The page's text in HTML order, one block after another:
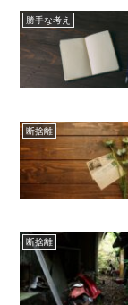
勝手な考え
断捨離
断捨離